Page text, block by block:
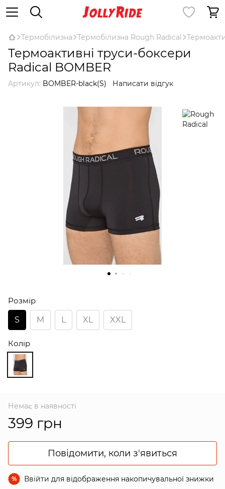
Термобілизна Термобілизна Rough Radical
Термоактивні труси-боксери
Radical BOMBER
Артикул: BOMBER-black(S) Написати відгук
Розмір
S
M L XL XXL
Колір
Немає в наявності
399 грн
Повідомити, коли з'явиться
% Ввійти для відображення накопичувальної знижки